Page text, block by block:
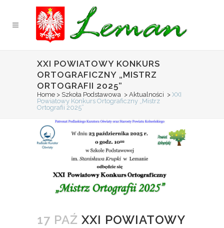
XXI POWIATOWY KONKURS
ORTOGRAFICZNY „MISTRZ
ORTOGRAFII 2025”
Home > Szkoła Podstawowa > Aktualności > XXI
Powiatowy Konkurs Ortograficzny „Mistrz
Ortografii 2025”
17 PAŹ XXI POWIATOWY